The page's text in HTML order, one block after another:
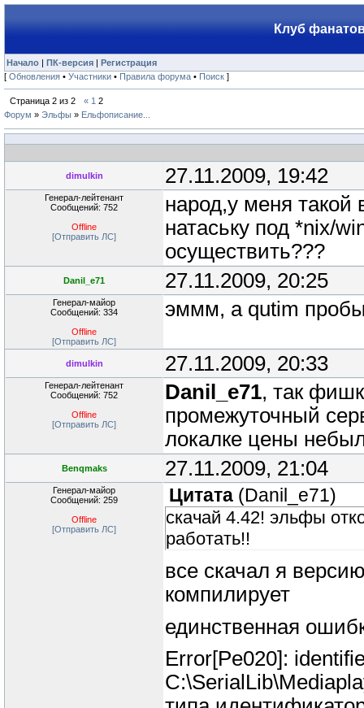
Клуб
Начало | ПК-версия | Регистрация
[ Обновления • Участники • Правила форума • Поиск ]
Страница 2 из 2 « 1 2
Форум » Эльфы » Ельфописание...
dimulkin 27.11.2009, 19:42
Генерал-лейтенант
Сообщений: 752
Offline
[Отправить ЛС]
народ,у меня такой
натаську под *nix/
осуществить???
Danil_e71 27.11.2009, 20:25
Генерал-майор
Сообщений: 334
Offline
[Отправить ЛС]
эммм, а qutim
dimulkin 27.11.2009, 20:33
Генерал-лейтенант
Сообщений: 752
Offline
[Отправить ЛС]
Danil_e71, так
промежуточный
локалке цены
Benqmaks 27.11.2009, 21:04
Генерал-майор
Сообщений: 259
Offline
[Отправить ЛС]
Цитата ( Danil_e71)
скачай 4.42! эльфы
работать!!
все скачал я
компилирует
единственная
Error[Pe020]: